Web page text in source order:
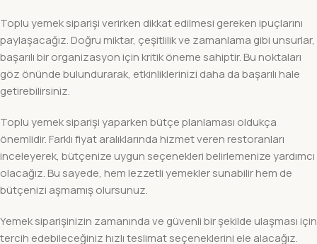
Toplu yemek siparişi verirken dikkat edilmesi gereken ipuçlarını
paylaşacağız. Doğru miktar, çeşitlilik ve zamanlama gibi unsurlar,
başarılı bir organizasyon için kritik öneme sahiptir. Bu noktaları
göz önünde bulundurarak, etkinliklerinizi daha da başarılı hale
getirebilirsiniz.
Toplu yemek siparişi yaparken bütçe planlaması oldukça
önemlidir. Farklı fiyat aralıklarında hizmet veren restoranları
inceleyerek, bütçenize uygun seçenekleri belirlemenize yardımcı
olacağız. Bu sayede, hem lezzetli yemekler sunabilir hem de
bütçenizi aşmamış olursunuz.
Yemek siparişinizin zamanında ve güvenli bir şekilde ulaşması için
tercih edebileceğiniz hızlı teslimat seçeneklerini ele alacağız.